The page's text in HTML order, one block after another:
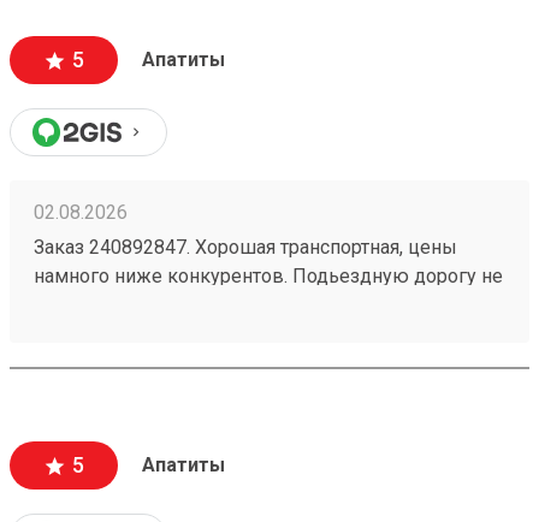
5 Апатиты
02.08.2026
Заказ 240892847. Хорошая транспортная, цены
намного ниже конкурентов. Подьездную дорогу не
подскажут как лучше упаковать. Заказы
5 Апатиты